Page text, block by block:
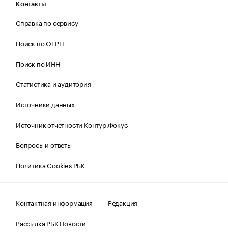
Контакты
Справка по сервису
Поиск по ОГРН
Поиск по ИНН
Статистика и аудитория
Источники данных
Источник отчетности Контур.Фокус
Вопросы и ответы
Политика Cookies РБК
Контактная информация
Редакция
Рассылка РБК Новости